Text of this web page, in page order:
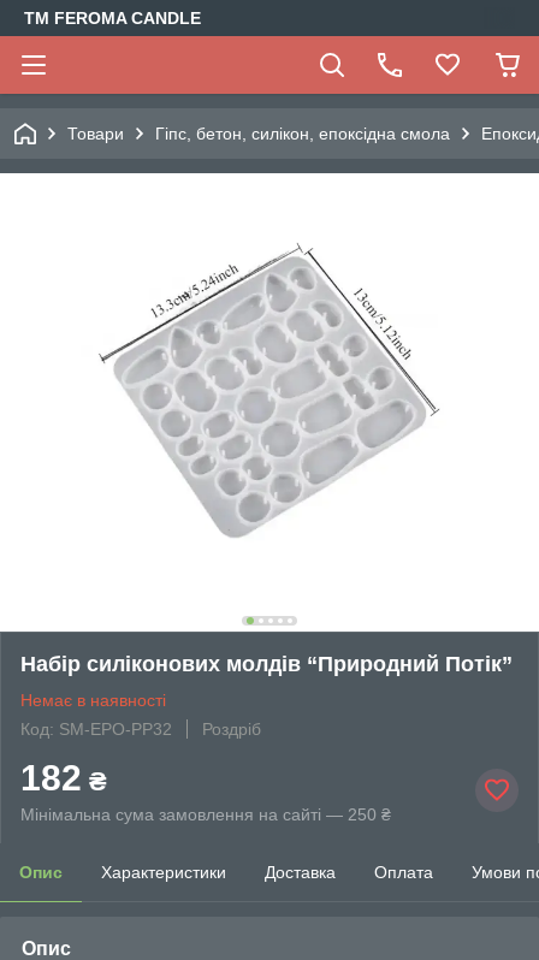
TM FEROMA CANDLE
Товари Гіпс, бетон, силікон, епоксідна смола
Набір силіконових молдів “Природний Потік”
Немає в наявності
Код: SM-EPO-PP32
Роздріб
182 ₴
Мінімальна сума замовлення на сайті — 250 ₴
Опис Характеристики Доставка Оплата Умови
Опис